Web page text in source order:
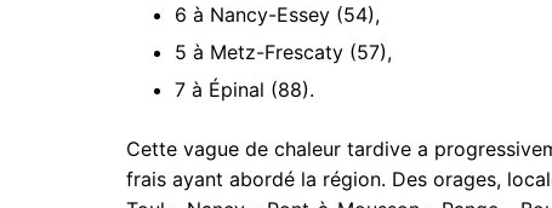
6 à Nancy-Essey (54),
5 à Metz-Frescaty (57),
7 à Épinal (88).
Cette vague de chaleur tardive a
frais ayant abordé la région. Des orages,